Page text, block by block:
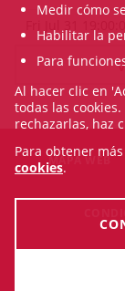
MAPA WEB
© Mon Aug
Medir cómo
Habilitar la
Para
Al hacer clic en
todas las
rechazarlas, haz
Para obtener
cookies.